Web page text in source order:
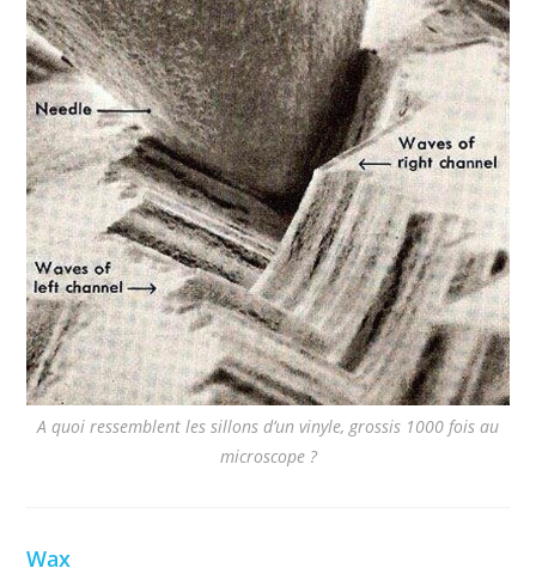
A quoi ressemblent les sillons d’un vinyle, grossis 1000 fois au
microscope ?
Wax